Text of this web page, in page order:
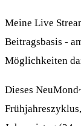
Meine Live
Beitragsbasis -
Möglichkeiten
Dieses